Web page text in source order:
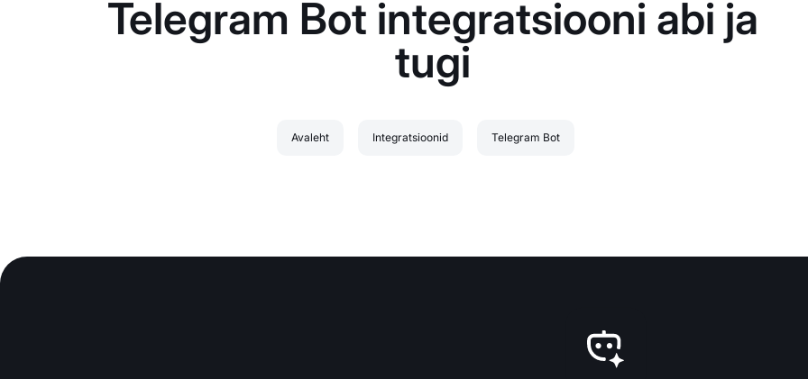
Telegram Bot integratsiooni abi ja
tugi
Avaleht Integratsioonid Telegram Bot